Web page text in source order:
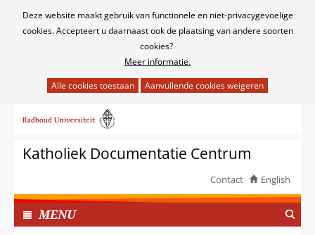
Cookies
Deze website maakt gebruik van functionele en niet-privacygevoelige
cookies. Accepteert u daarnaast ook de plaatsing van andere soorten
cookies?
Meer informatie.
het
van
cookies
deze
website
worden
naar
inhoudKatholiek Documentatie Centrum
Contact English
MENUI
N